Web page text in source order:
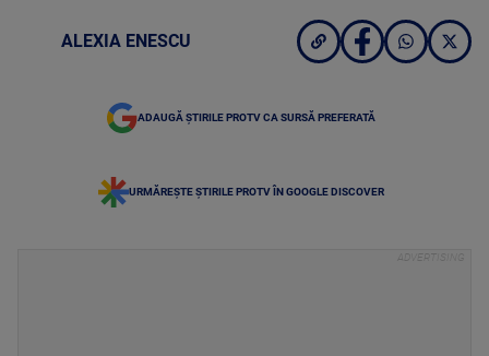
ALEXIA ENESCU
ADAUGĂ ȘTIRILE PROTV CA SURSĂ PREFERATĂ
URMĂREȘTE ȘTIRILE PROTV ÎN GOOGLE DISCOVER